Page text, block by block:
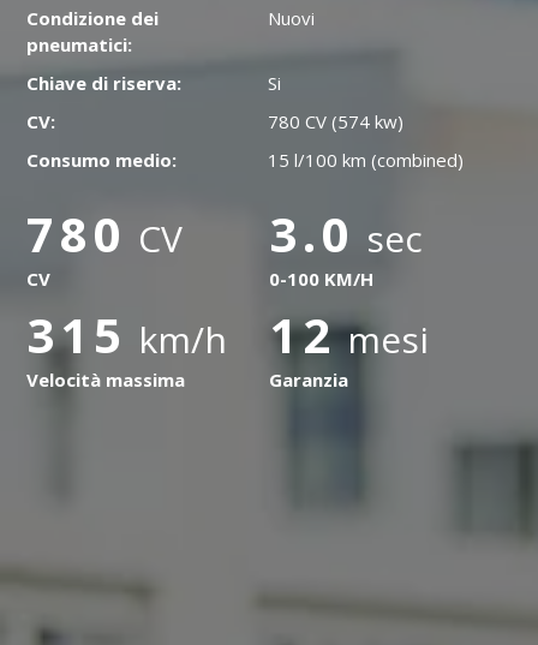
Condizione dei
pneumatici:
Nuovi
Chiave di riserva:
Si
CV:
780 CV (574 kw)
Consumo medio:
15 l/100 km (combined)
12 mesi
Garanzia
780 CV
CV
3.0 sec
0-100 KM/H
315 km/h
Velocità massima